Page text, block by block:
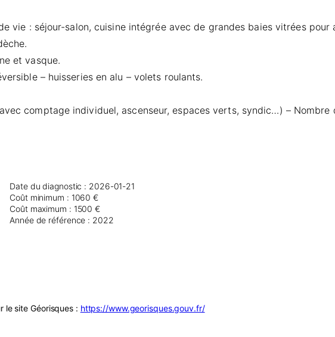
vie : séjour-salon, cuisine intégrée avec de grandes baies vitrées
et vasque.
– huisseries en alu – volets roulants.
comptage individuel, ascenseur, espaces verts, syndic…) – Nombre
Date du diagnostic : 2026-01-21
Coût minimum : 1060 €
Coût maximum : 1500 €
Année de référence : 2022
le site Géorisques : https://www.georisques.gouv.fr/